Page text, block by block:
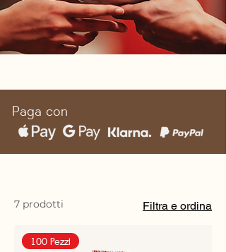
Paga con
7 prodotti Filtra e ordina
100 Pezzi